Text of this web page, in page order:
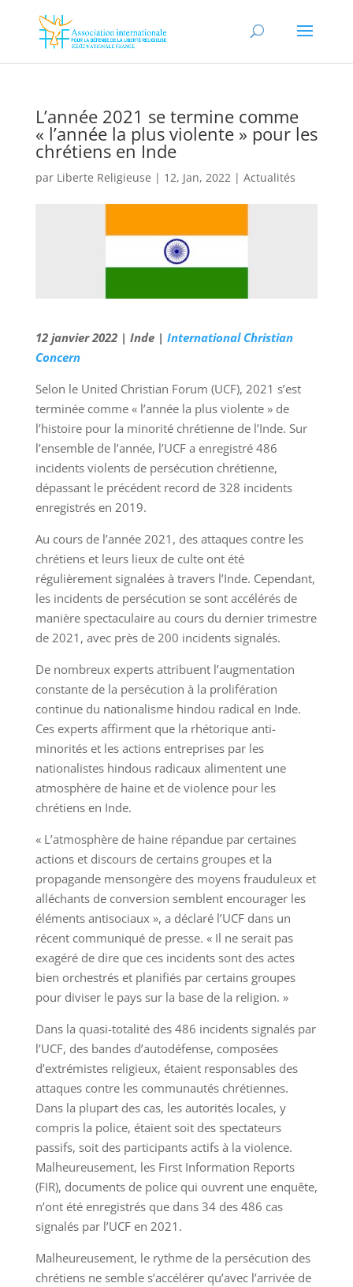
L’année 2021 se termine comme
« l’année la plus violente » pour les
chrétiens en Inde
par Liberte Religieuse | 12, Jan, 2022| Actualités
12 janvier 2022 | Inde | International Christian
Concern
Selon le United Christian Forum (UCF), 2021 s’est
terminée comme « l’année la plus violente » de
l’histoire pour la minorité chrétienne de l’Inde. Sur
l’ensemble de l’année, l’UCF a enregistré 486
incidents violents de persécution chrétienne,
dépassant le précédent record de 328 incidents
enregistrés en 2019.
Au cours de l’année 2021, des attaques contre les
chrétiens et leurs lieux de culte ont été
régulièrement signalées à travers l’Inde. Cependant,
les incidents de persécution se sont accélérés de
manière spectaculaire au cours du dernier trimestre
de 2021, avec près de 200 incidents signalés.
De nombreux experts attribuent l’augmentation
constante de la persécution à la prolifération
continue du nationalisme hindou radical en Inde.
Ces experts affirment que la rhétorique anti-
minorités et les actions entreprises par les
nationalistes hindous radicaux alimentent une
atmosphère de haine et de violence pour les
chrétiens en Inde.
« L’atmosphère de haine répandue par certaines
actions et discours de certains groupes et la
propagande mensongère des moyens frauduleux et
alléchants de conversion semblent encourager les
éléments antisociaux », a déclaré l’UCF dans un
récent communiqué de presse. « Il ne serait pas
exagéré de dire que ces incidents sont des actes
bien orchestrés et planifiés par certains groupes
pour diviser le pays sur la base de la religion. »
Dans la quasi-totalité des 486 incidents signalés par
l’UCF, des bandes d’autodéfense, composées
d’extrémistes religieux, étaient responsables des
attaques contre les communautés chrétiennes.
Dans la plupart des cas, les autorités locales, y
compris la police, étaient soit des spectateurs
passifs, soit des participants actifs à la violence.
Malheureusement, les First Information Reports
(FIR), documents de police qui ouvrent une enquête,
n’ont été enregistrés que dans 34 des 486 cas
signalés par l’UCF en 2021.
Malheureusement, le rythme de la persécution des
chrétiens ne semble s’accélérer qu’avec l’arrivée de